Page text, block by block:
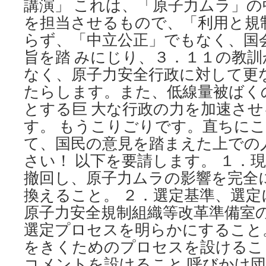
講演」 これは、「原子力ムラ」
を担当させるもので、「利用と
らず、「中立公正」でもなく、
旨を踏 みにじり、３．１１の教
なく、原子力安全行政に対して
たらします。また、低線量被ば
とする巨 大な行政の力を加速さ
す。 もうこりごりです。直ちに
て、国民の意見を踏まえた上で
さい！ 以下を要請します。 １．
撤回し、原子力ムラの影響を完全
換えること。 ２．選定基準、選
原子力安全規制組織等改革準備室
選定プロセスを明らかにするこ
をきくためのプロセスを設ける